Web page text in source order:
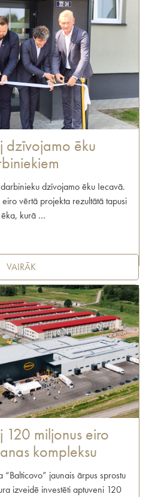
dzīvojamo ēku
dzīvojamo ēku Iecavā.
vērtā projekta rezultātā tapusi
kurā …
VAIRĀK
120 miljonus eiro
kompleksu
“Balticovo” jaunais ārpus sprostu
izveidē investēti aptuveni 120